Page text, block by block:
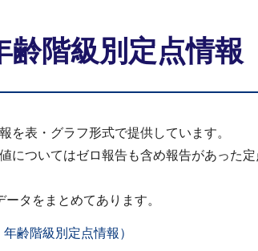
階級別定点情報
を表・グラフ形式で提供しています。
についてはゼロ報告も含め報告があった
タをまとめてあります。
齢階級別定点情報）